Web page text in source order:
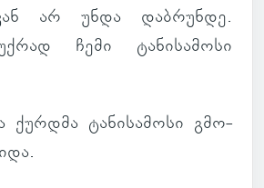
არ უნდა დაბ­რუნდე.
ჩემი ტა­ნი­სა­მოსი
ქურდმა ტა­ნი­სა­მოსი გმო­